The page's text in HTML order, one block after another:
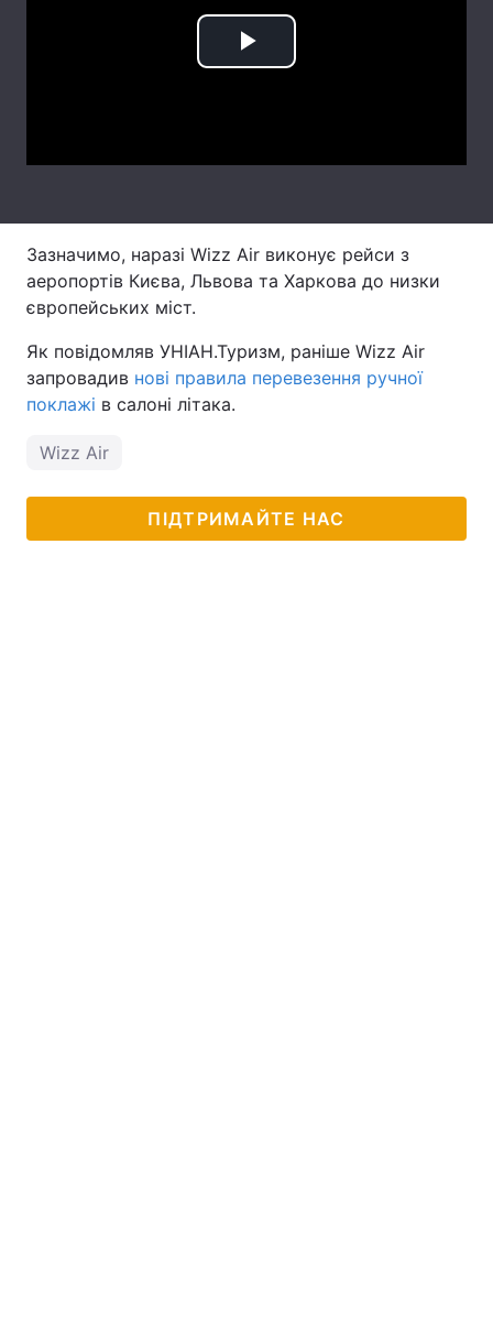
Тема оформлення
Play
Зазначимо, наразі Wizz Air виконує рейси з
аеропортів Києва, Львова та Харкова до низки
європейських міст.
Як повідомляв УНІАН.Туризм, раніше Wizz Air
запровадив нові правила перевезення ручної
поклажі в салоні літака.
Wizz Air
ПІДТРИМАЙТЕ НАС